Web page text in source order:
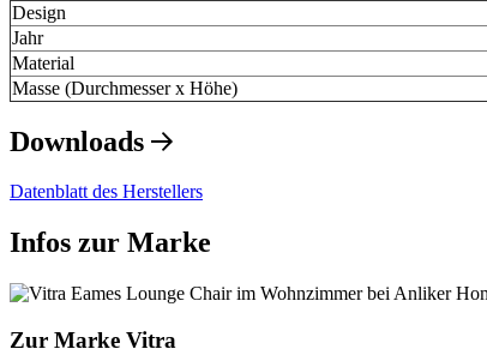
Design
Jahr
Material
Masse (Durchmesser x Höhe)
Downloads
Datenblatt des Herstellers
Infos zur Marke
Zur Marke Vitra